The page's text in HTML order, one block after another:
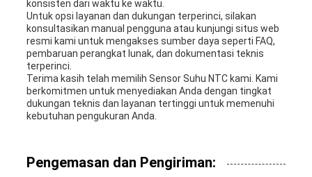
konsisten dari waktu ke waktu.
Untuk opsi layanan dan dukungan terperinci, silakan
konsultasikan manual pengguna atau kunjungi situs web
resmi kami untuk mengakses sumber daya seperti FAQ,
pembaruan perangkat lunak, dan dokumentasi teknis
terperinci.
Terima kasih telah memilih Sensor Suhu NTC kami. Kami
berkomitmen untuk menyediakan Anda dengan tingkat
dukungan teknis dan layanan tertinggi untuk memenuhi
kebutuhan pengukuran Anda.
Pengemasan dan Pengiriman: